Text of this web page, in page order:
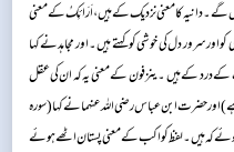
۔ دانیہ کا معنی نزدیک کے ہیں ، اَرَائِکُ کے معنی
سرور دل کی خوشی کو کہتے ہیں ۔ اور مجاہد نے کہا
کے درد کے ہیں ۔ ینزفون کے معنی یہ کہ ان کی عقل
اور حضرت ابن عباس رضی اللہ عنہما نے کہا ( سورہ
کہ ہیں ۔ لفظ کواکب کے معنی پستان اٹھے ہوئے